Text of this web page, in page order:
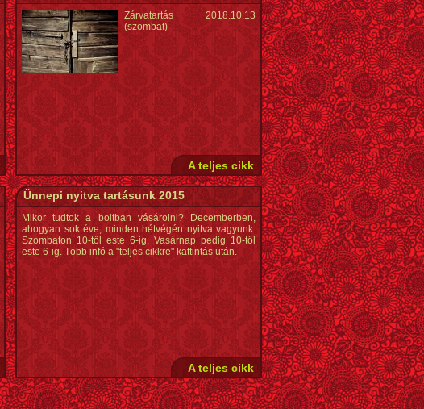
Zárvatartás 2018.10.13
(szombat)
A teljes cikk
Ünnepi nyitva tartásunk 2015
Mikor tudtok a boltban vásárolni? Decemberben,
ahogyan sok éve, minden hétvégén nyitva vagyunk.
Szombaton 10-től este 6-ig, Vasárnap pedig 10-től
este 6-ig. Több infó a "teljes cikkre" kattintás után.
A teljes cikk